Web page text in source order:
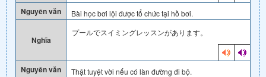
Nguyên văn Bài học bơi lội được tổ chức tại hồ bơi.
Nghĩa
プールでスイミングレッスンがあります。
Nguyên văn Thật tuyệt vời nếu có làn đường đi bộ.